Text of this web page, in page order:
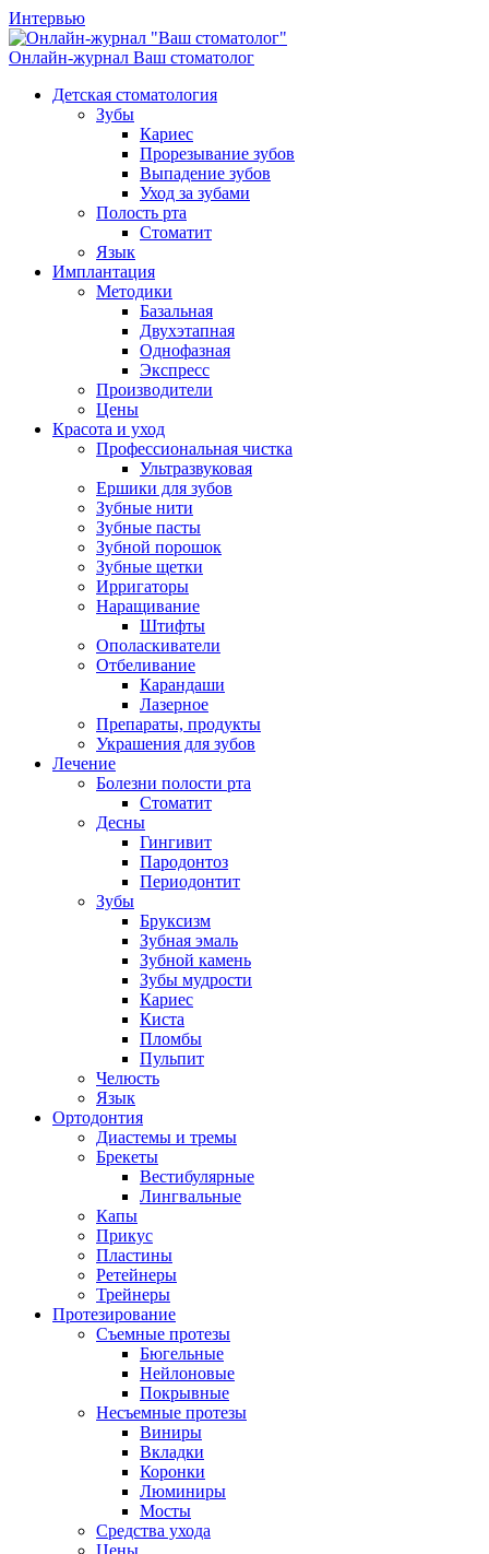
Интервью
Онлайн-журнал Ваш стоматолог
Детская стоматология
Зубы
Кариес
Прорезывание зубов
Выпадение зубов
Уход за зубами
Полость рта
Стоматит
Язык
Имплантация
Методики
Базальная
Двухэтапная
Однофазная
Экспресс
Производители
Цены
Красота и уход
Профессиональная чистка
Ультразвуковая
Ершики для зубов
Зубные нити
Зубные пасты
Зубной порошок
Зубные щетки
Ирригаторы
Наращивание
Штифты
Ополаскиватели
Отбеливание
Карандаши
Лазерное
Препараты, продукты
Украшения для зубов
Лечение
Болезни полости рта
Стоматит
Десны
Гингивит
Пародонтоз
Периодонтит
Зубы
Бруксизм
Зубная эмаль
Зубной камень
Зубы мудрости
Кариес
Киста
Пломбы
Пульпит
Челюсть
Язык
Ортодонтия
Диастемы и тремы
Брекеты
Вестибулярные
Лингвальные
Капы
Прикус
Пластины
Ретейнеры
Трейнеры
Протезирование
Съемные протезы
Бюгельные
Нейлоновые
Покрывные
Несъемные протезы
Виниры
Вкладки
Коронки
Люминиры
Мосты
Средства ухода
Цены